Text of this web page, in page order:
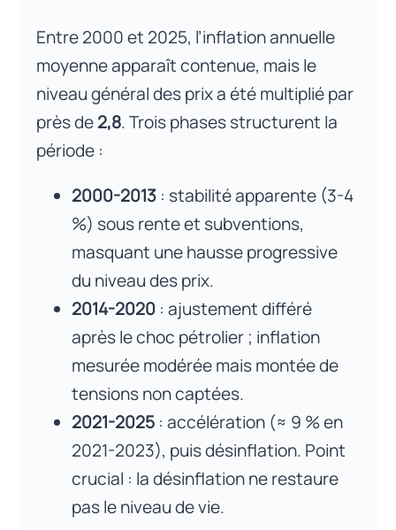
Entre 2000 et 2025, l’inflation annuelle
moyenne apparaît contenue, mais le
niveau général des prix a été multiplié par
près de2,8. Trois phases structurent la
période :
2000-2013 : stabilité apparente (3-4
%) sous rente et subventions,
masquant une hausse progressive
du niveau des prix.
2014-2020 : ajustement différé
après le choc pétrolier ; inflation
mesurée modérée mais montée de
tensions non captées.
2021-2025 : accélération (≈ 9 % en
2021-2023), puis désinflation. Point
crucial : la désinflation ne restaure
pas le niveau de vie.